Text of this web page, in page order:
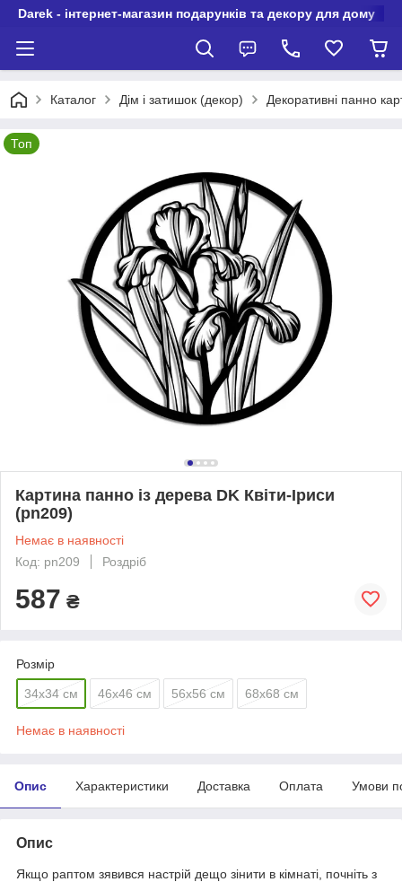
Darek - інтернет-магазин подарунків та декору для дому
Каталог Дім і затишок (декор) Декоративні панно
Топ
Картина панно із дерева DK Квіти-Іриси
(pn209)
Немає в наявності
Код: pn209
Роздріб
587 ₴
Розмір
34х34 см 46х46 см 56х56 см 68х68 см
Немає в наявності
Опис Характеристики Доставка Оплата Умови
Опис
Якщо раптом зявився настрій дещо зінити в кімнаті, почніть з